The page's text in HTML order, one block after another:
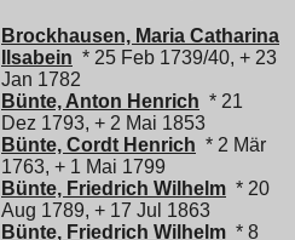
Brockhausen, Maria Catharina
Ilsabein * 25 Feb 1739/40, + 23
Jan 1782
Bünte, Anton Henrich * 21
Dez 1793, + 2 Mai 1853
Bünte, Cordt Henrich * 2 Mär
1763, + 1 Mai 1799
Bünte, Friedrich Wilhelm * 20
Aug 1789, + 17 Jul 1863
Bünte, Friedrich Wilhelm * 8